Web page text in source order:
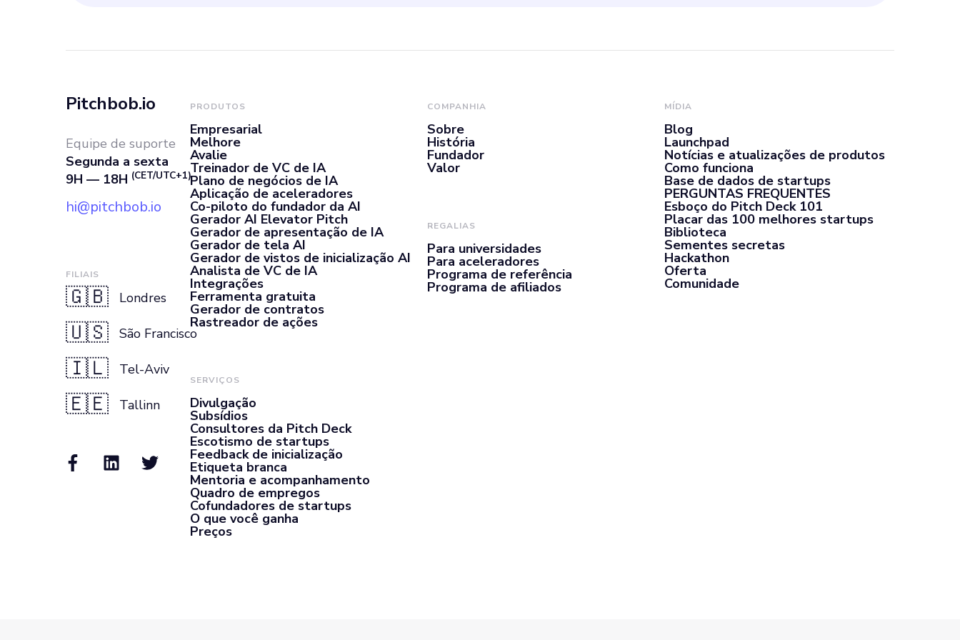
Pitchbob.io
Equipe de suporte
Segunda a sexta
9H — 18H (CET/UTC+1)
hi@pitchbob.io
FILIAIS
🇬🇧 Londres
🇺🇸 São Francisco
🇮🇱 Tel-Aviv
🇪🇪 Tallinn
PRODUTOS
Empresarial
Melhore
Avalie
Treinador de VC de IA
Plano de negócios de IA
Aplicação de aceleradores
Co-piloto do fundador da AI
Gerador AI Elevator Pitch
Gerador de apresentação de IA
Gerador de tela AI
Gerador de vistos de inicialização AI
Analista de VC de IA
Integrações
Ferramenta gratuita
Gerador de contratos
Rastreador de ações
SERVIÇOS
Divulgação
Subsídios
Consultores da Pitch Deck
Escotismo de startups
Feedback de inicialização
Etiqueta branca
Mentoria e acompanhamento
Quadro de empregos
Cofundadores de startups
O que você ganha
Preços
COMPANHIA
Sobre
História
Fundador
Valor
REGALIAS
Para universidades
Para aceleradores
Programa de referência
Programa de afiliados
MÍDIA
Blog
Launchpad
Notícias e atualizações de produtos
Como funciona
Base de dados de startups
PERGUNTAS FREQUENTES
Esboço do Pitch Deck 101
Placar das 100 melhores startups
Biblioteca
Sementes secretas
Hackathon
Oferta
Comunidade